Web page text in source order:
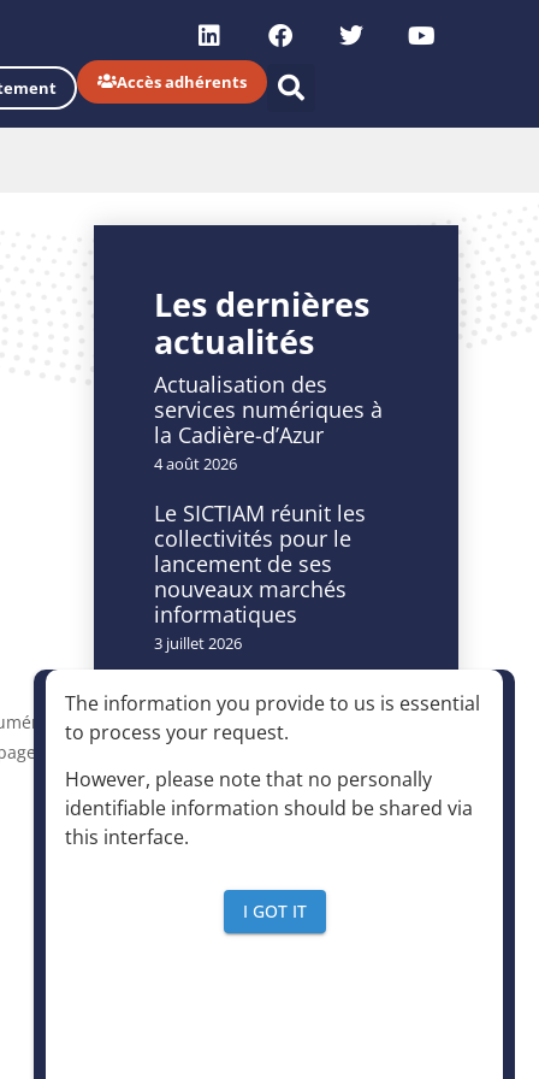
Accès adhérents
Les dernières
actualités
Actualisation des
services numériques à
la Cadière-d’Azur
4 août 2026
Le SICTIAM réunit les
collectivités pour le
lancement de ses
nouveaux marchés
informatiques
3 juillet 2026
Caméras à lecture
automatisée de
plaques
d’immatriculation et
accès à la déchèterie :
un dispositif autorisé à
condition d’être
4 juin 2026
The information you provide to us is essential
to process your request.
However, please note that no personally
identifiable information should be shared via
this interface.
I GOT IT